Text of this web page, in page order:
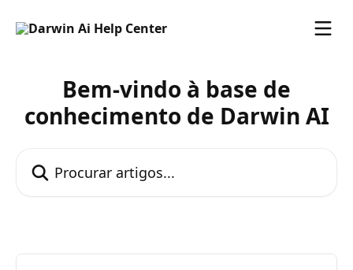
Bem-vindo à base de
conhecimento de Darwin AI